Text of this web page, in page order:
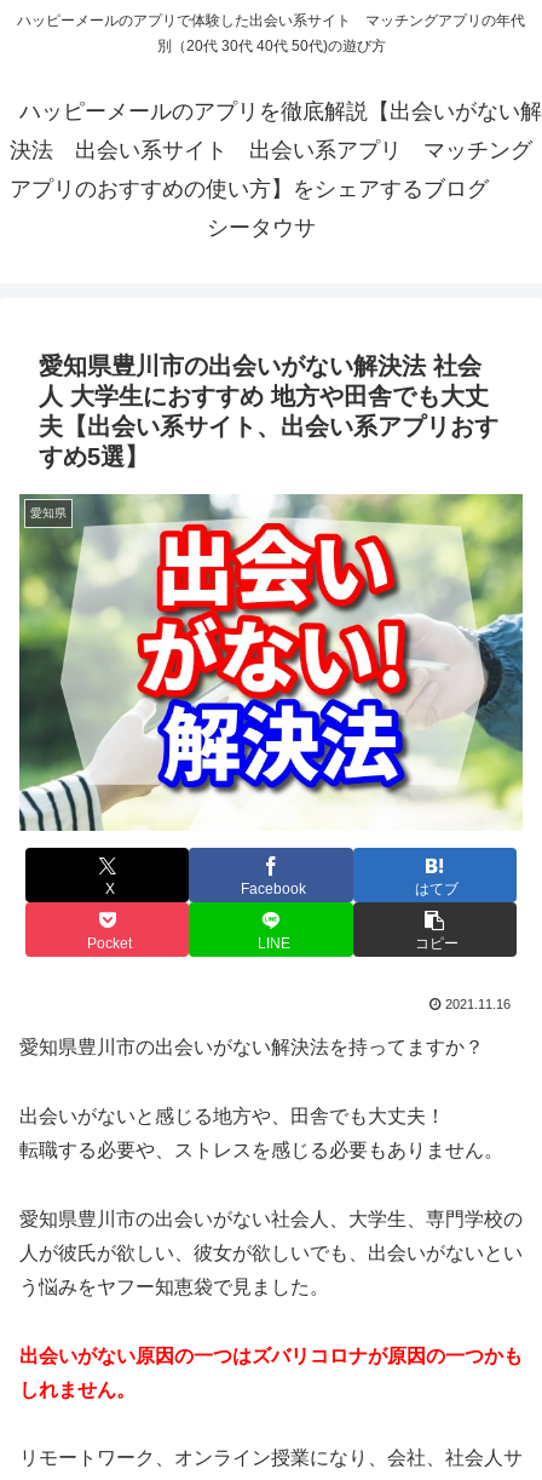
ハッピーメールのアプリで体験した出会い系サイト マッチングアプリの年代
別（20代 30代 40代 50代)の遊び方
ハッピーメールのアプリを徹底解説【出会いがない解
決法 出会い系サイト 出会い系アプリ マッチング
アプリのおすすめの使い方】をシェアするブログ
シータウサ
愛知県豊川市の出会いがない解決法 社会
人 大学生におすすめ 地方や田舎でも大丈
夫【出会い系サイト、出会い系アプリおす
すめ5選】
愛知県
X Facebook はてブ
Pocket LINE コピー
2021.11.16
愛知県豊川市の出会いがない解決法を持ってますか？
出会いがないと感じる地方や、田舎でも大丈夫！
転職する必要や、ストレスを感じる必要もありません。
愛知県豊川市の出会いがない社会人、大学生、専門学校の
人が彼氏が欲しい、彼女が欲しいでも、出会いがないとい
う悩みをヤフー知恵袋で見ました。
出会いがない原因の一つはズバリコロナが原因の一つかも
しれません。
リモートワーク、オンライン授業になり、会社、社会人サ